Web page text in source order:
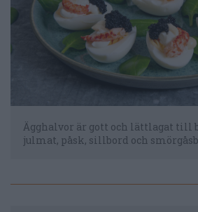
Ägghalvor är gott och lättlagat till
julmat, påsk, sillbord och